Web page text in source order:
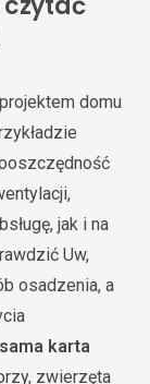
domu
jak i na
Uw,
osadzenia, a
karta
zwierzęta